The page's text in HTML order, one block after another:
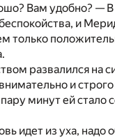
Вам удобно? — В
и
только
развалился на
и строго
минут ей стало
идет из уха, надо